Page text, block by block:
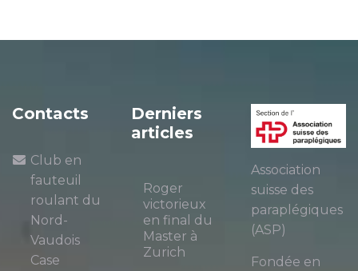
Contacts
Club en
fauteuil
roulant du
Nord-
Vaudois
Case
Derniers
articles
Roger
victorieux
en final du
Master à
Zurich
Association
suisse des
paraplégiques
(ASP)
Fondée en